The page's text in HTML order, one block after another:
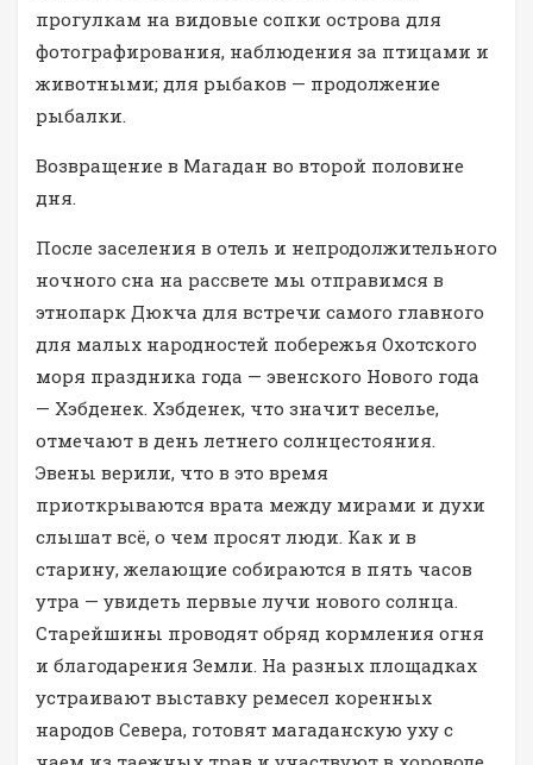
прогулкам на видовые сопки острова для
фотографирования, наблюдения за птицами и
животными; для рыбаков — продолжение
рыбалки.
Возвращение в Магадан во второй половине
дня.
После заселения в отель и непродолжительного
ночного сна на рассвете мы отправимся в
этнопарк Дюкча для встречи самого главного
для малых народностей побережья Охотского
моря праздника года — эвенского Нового года
— Хэбденек. Хэбденек, что значит веселье,
отмечают в день летнего солнцестояния.
Эвены верили, что в это время
приоткрываются врата между мирами и духи
слышат всё, о чем просят люди. Как и в
старину, желающие собираются в пять часов
утра — увидеть первые лучи нового солнца.
Старейшины проводят обряд кормления огня
и благодарения Земли. На разных площадках
устраивают выставку ремесел коренных
народов Севера, готовят магаданскую уху с